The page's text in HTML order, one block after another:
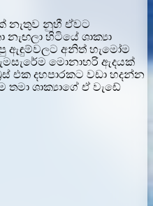
නැතුව නුහී ඒවට
හිටියේ ශාක්‍යා
ඇඳුම්වලට අනිත් හැමෝම
මොනාහරි ඇදයක්
එක දහපාරකට වඩා හදන්න
ශාක්‍යාගේ ඒ වැඩේ